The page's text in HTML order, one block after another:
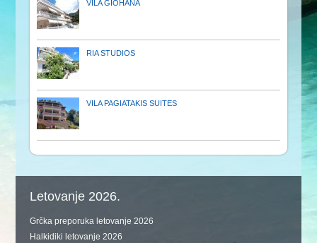
VILA GIOHANA
RIA STUDIOS
VILA PAGIATAKIS SUITES
Letovanje 2026.
Grčka preporuka letovanje 2026
Halkidiki letovanje 2026